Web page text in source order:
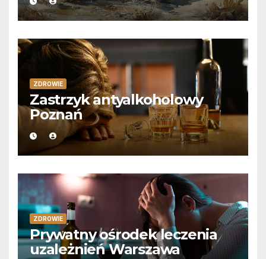
ZDROWIE
Zastrzyk antyalkoholowy
Poznań
ZDROWIE
Prywatny ośrodek leczenia
uzależnień Warszawa